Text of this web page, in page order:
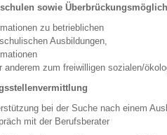
sowie
zu betrieblichen
Ausbildungen,
anderem zum freiwilligen sozialen/
bei der Suche nach einem
mit der Berufsberater